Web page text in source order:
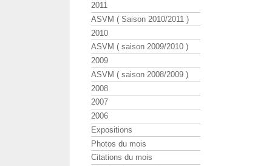
2011
ASVM ( Saison 2010/2011 )
2010
ASVM ( saison 2009/2010 )
2009
ASVM ( saison 2008/2009 )
2008
2007
2006
Expositions
Photos du mois
Citations du mois